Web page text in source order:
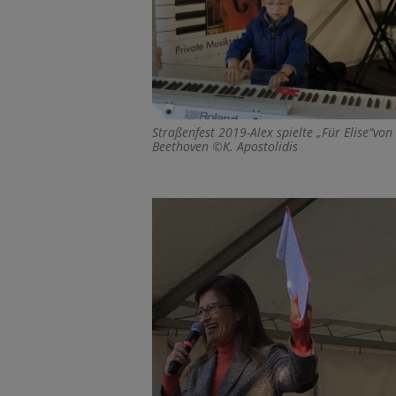
Straßenfest 2019-Alex spielte „Für Elise“von
Beethoven ©K. Apostolidis